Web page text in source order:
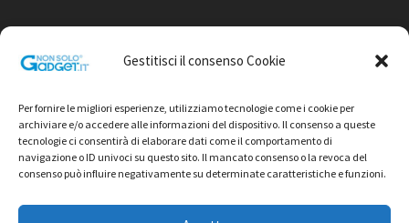
Gestitisci il consenso Cookie
Per fornire le migliori esperienze, utilizziamo tecnologie come i cookie per
archiviare e/o accedere alle informazioni del dispositivo. Il consenso a queste
tecnologie ci consentirà di elaborare dati come il comportamento di
navigazione o ID univoci su questo sito. Il mancato consenso o la revoca del
consenso può influire negativamente su determinate caratteristiche e funzioni.
Menù
Home
Non Solo Gadget
Shop
Contatti